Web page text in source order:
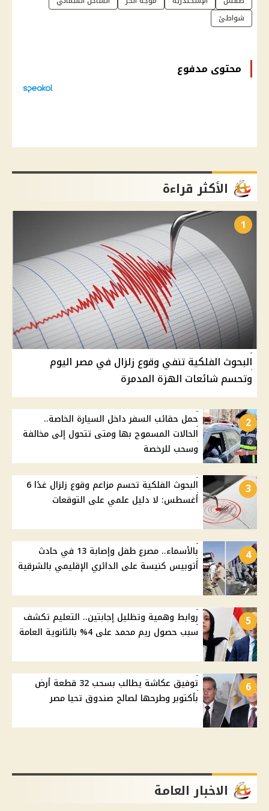
شواطئ
محتوى مدفوع
الأكثر قراءة
1
البحوث الفلكية تنفي وقوع زلزال في مصر اليوم
وتحسم شائعات الهزة المدمرة
2
حمل حقائب السفر داخل السيارة الخاصة..
الحالات المسموح بها ومتى تتحول إلى مخالفة
وسحب للرخصة
3
البحوث الفلكية تحسم مزاعم وقوع زلزال غدًا 6
أغسطس: لا دليل علمي على التوقعات
4
بالأسماء.. مصرع طفل وإصابة 13 في حادث
أتوبيس كنيسة على الدائري الإقليمي بالشرقية
5
روابط وهمية وتظليل إجابتين.. التعليم تكشف
سبب حصول ريم محمد على 4% بالثانوية العامة
6
توفيق عكاشة يطالب بسحب 32 قطعة أرض
بأكتوبر وطرحها لصالح صندوق تحيا مصر
الاخبار العامة